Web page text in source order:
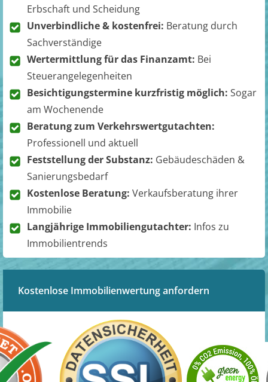
Erbschaft und Scheidung
Unverbindliche & kostenfrei: Beratung durch
Sachverständige
Wertermittlung für das Finanzamt: Bei
Steuerangelegenheiten
Besichtigungstermine kurzfristig möglich: Sogar
am Wochenende
Beratung zum Verkehrswertgutachten:
Professionell und aktuell
Feststellung der Substanz: Gebäudeschäden &
Sanierungsbedarf
Kostenlose Beratung: Verkaufsberatung ihrer
Immobilie
Langjährige Immobiliengutachter: Infos zu
Immobilientrends
Kostenlose Immobilienwertung anfordern